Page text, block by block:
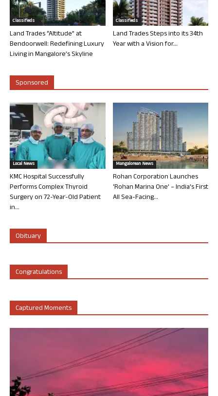
Classifieds
Land Trades “Altitude” at
Bendoorwell: Redefining Luxury
Living in Mangalore’s Skyline
Classifieds
Land Trades Steps into its 34th
Year with a Vision for...
Sponsored
Local News
KMC Hospital Successfully
Performs Complex Thyroid
Surgery on 72-Year-Old Patient
in...
Mangalorean News
Rohan Corporation Launches
‘Rohan Marina One’ – India’s First
All Sea-Facing...
Obituary
Congratulations
Captured Moments